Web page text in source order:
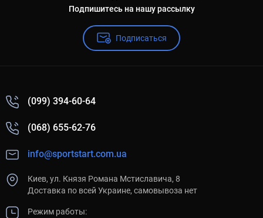
Подпишитесь на нашу рассылку
Подписаться
(099) 394-60-64
(068) 655-62-76
info@sportstart.com.ua
Киев, ул. Князя Романа Мстиславича, 8
Доставка по всей Украине, самовывоза нет
Режим работы: